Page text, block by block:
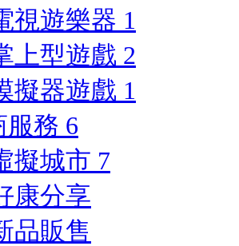
視遊樂器 1
上型遊戲 2
擬器遊戲 1
服務 6
擬城市 7
康分享
品販售